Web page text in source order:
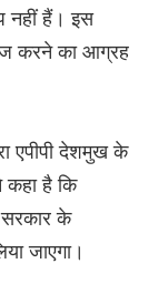
नहीं हैं। इस
करने का आग्रह
एपीपी देशमुख के
कहा है कि
सरकार के
जाएगा।